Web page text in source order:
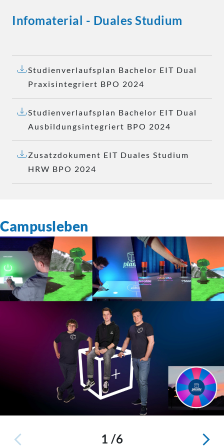
Infomaterial - Duales Studium
Studienverlaufsplan Bachelor EIT Dual
Praxisintegriert BPO 2024
Studienverlaufsplan Bachelor EIT Dual
Ausbildungsintegriert BPO 2024
Zusatzdokument EIT Duales Studium
HRW BPO 2024
Campusleben
1 /6